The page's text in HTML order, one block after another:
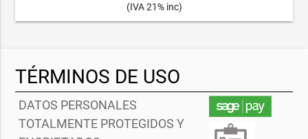
(IVA 21% inc)
TÉRMINOS DE USO
DATOS PERSONALES
TOTALMENTE PROTEGIDOS Y